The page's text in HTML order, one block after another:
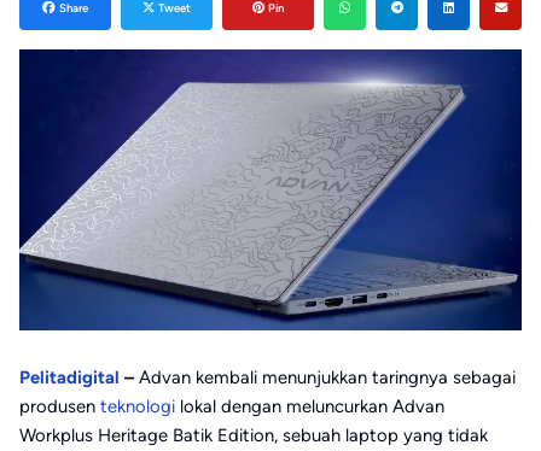
Share Tweet Pin
Pelitadigital –Advan kembali menunjukkan taringnya sebagai
produsen teknologi lokal dengan meluncurkan Advan
Workplus Heritage Batik Edition, sebuah laptop yang tidak